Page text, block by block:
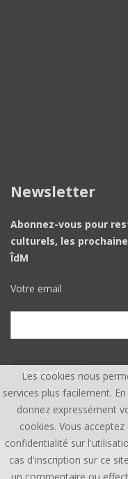
Newsletter
Abonnez-vous pour
culturels, les
ÎdM
Votre email
ÎLE DU MONDE ©,
Les cookies nous
services plus facilement.
donnez expressément
cookies. Vous
confidentialité sur
cas d'inscription sur ce